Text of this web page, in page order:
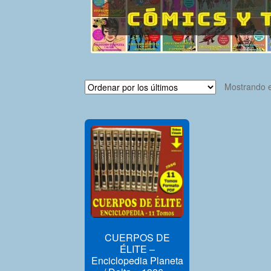
Mostrando
CUERPOS DE
ÉLITE –
Enciclopedia Planeta